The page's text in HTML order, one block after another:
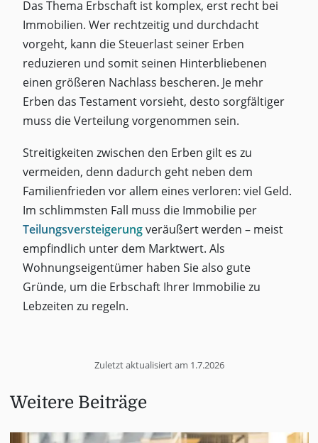
Das Thema Erbschaft ist komplex, erst recht bei
Immobilien. Wer rechtzeitig und durchdacht
vorgeht, kann die Steuerlast seiner Erben
reduzieren und somit seinen Hinterbliebenen
einen größeren Nachlass bescheren. Je mehr
Erben das Testament vorsieht, desto sorgfältiger
muss die Verteilung vorgenommen sein.
Streitigkeiten zwischen den Erben gilt es zu
vermeiden, denn dadurch geht neben dem
Familienfrieden vor allem eines verloren: viel Geld.
Im schlimmsten Fall muss die Immobilie per
Teilungsversteigerungveräußert werden – meist
empfindlich unter dem Marktwert. Als
Wohnungseigentümer haben Sie also gute
Gründe, um die Erbschaft Ihrer Immobilie zu
Lebzeiten zu regeln.
Zuletzt aktualisiert am 1.7.2026
Weitere Beiträge